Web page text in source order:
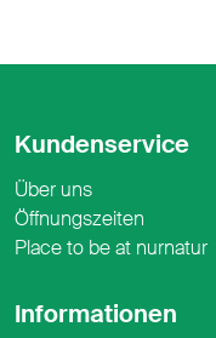
Kundenservice
Über uns
Öffnungszeiten
Place to be at nurnatur
Informationen